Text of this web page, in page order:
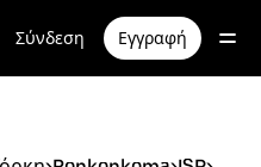
Σύνδεση Εγγραφή